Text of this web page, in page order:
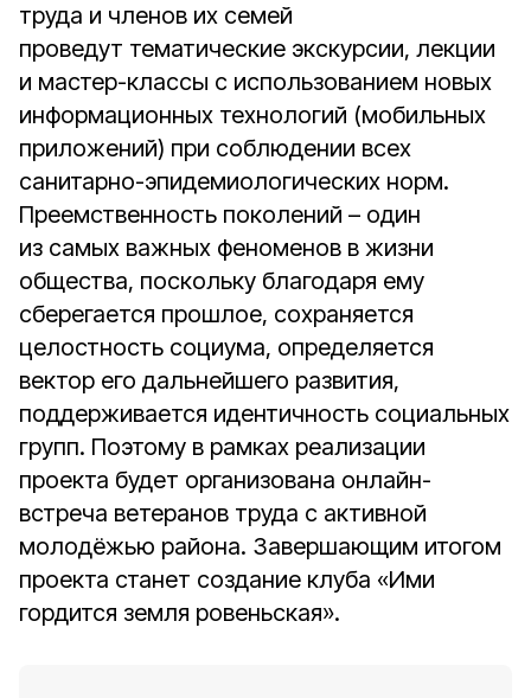
труда и членов их семей
проведут тематические экскурсии, лекции
и мастер-классы с использованием новых
информационных технологий (мобильных
приложений) при соблюдении всех
санитарно-эпидемиологических норм.
Преемственность поколений – один
из самых важных феноменов в жизни
общества, поскольку благодаря ему
сберегается прошлое, сохраняется
целостность социума, определяется
вектор его дальнейшего развития,
поддерживается идентичность социальных
групп. Поэтому в рамках реализации
проекта будет организована онлайн-
встреча ветеранов труда с активной
молодёжью района. Завершающим итогом
проекта станет создание клуба «Ими
гордится земля ровеньская».